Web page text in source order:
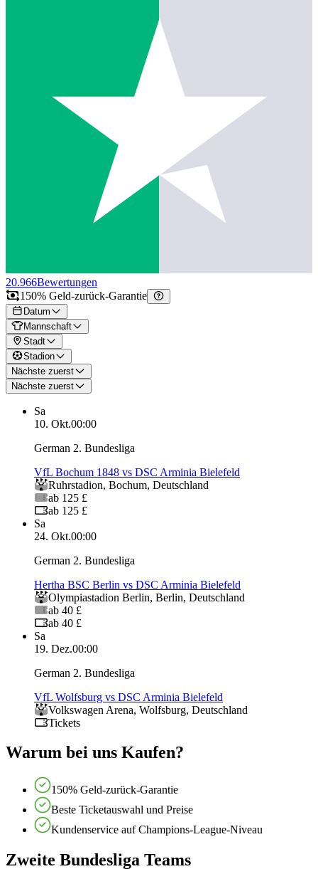
20.966Bewertungen
150% Geld-zurück-Garantie
Datum
Mannschaft
Stadt
Stadion
Nächste zuerst
Nächste zuerst
Sa
10. Okt.00:00
German 2. Bundesliga
VfL Bochum 1848 vs DSC Arminia Bielefeld
Ruhrstadion, Bochum, Deutschland
ab 125 £
ab 125 £
Sa
24. Okt.00:00
German 2. Bundesliga
Hertha BSC Berlin vs DSC Arminia Bielefeld
Olympiastadion Berlin, Berlin, Deutschland
ab 40 £
ab 40 £
Sa
19. Dez.00:00
German 2. Bundesliga
VfL Wolfsburg vs DSC Arminia Bielefeld
Volkswagen Arena, Wolfsburg, Deutschland
Tickets
Warum bei uns Kaufen?
150% Geld-zurück-Garantie
Beste Ticketauswahl und Preise
Kundenservice auf Champions-League-Niveau
Zweite Bundesliga Teams